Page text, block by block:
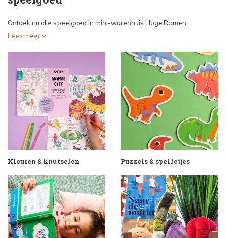
Ontdek nu alle speelgoed in mini-warenhuis Hoge Ramen.
Lees meer
Kleuren & knutselen Puzzels & spelletjes